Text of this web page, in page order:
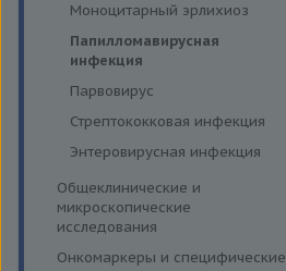
железы и диагностика
диабета
Щитовидная железа
Моноцитарный эрлихиоз
Папилломавирусная
инфекция
Парвовирус
Стрептококковая инфекция
Энтеровирусная инфекция
Общеклинические и
микроскопические
исследования
Кал
Онкомаркеры и специфические